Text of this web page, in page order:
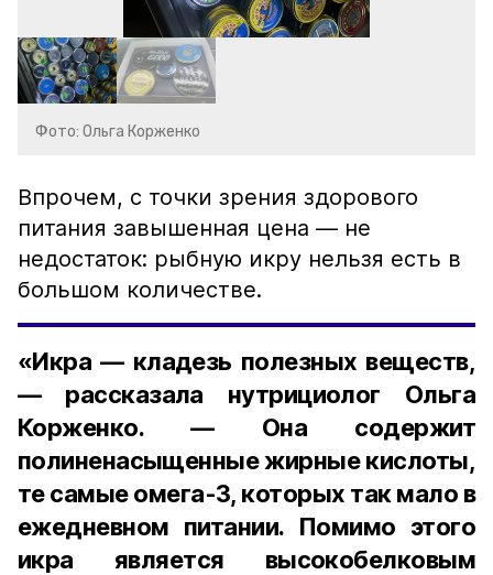
Фото: Ольга Корженко
Впрочем, с точки зрения здорового
питания завышенная цена — не
недостаток: рыбную икру нельзя есть в
большом количестве.
«Икра — кладезь полезных веществ,
— рассказала нутрициолог Ольга
Корженко. — Она содержит
полиненасыщенные жирные кислоты,
те самые омега-3, которых так мало в
ежедневном питании. Помимо этого
икра является высокобелковым